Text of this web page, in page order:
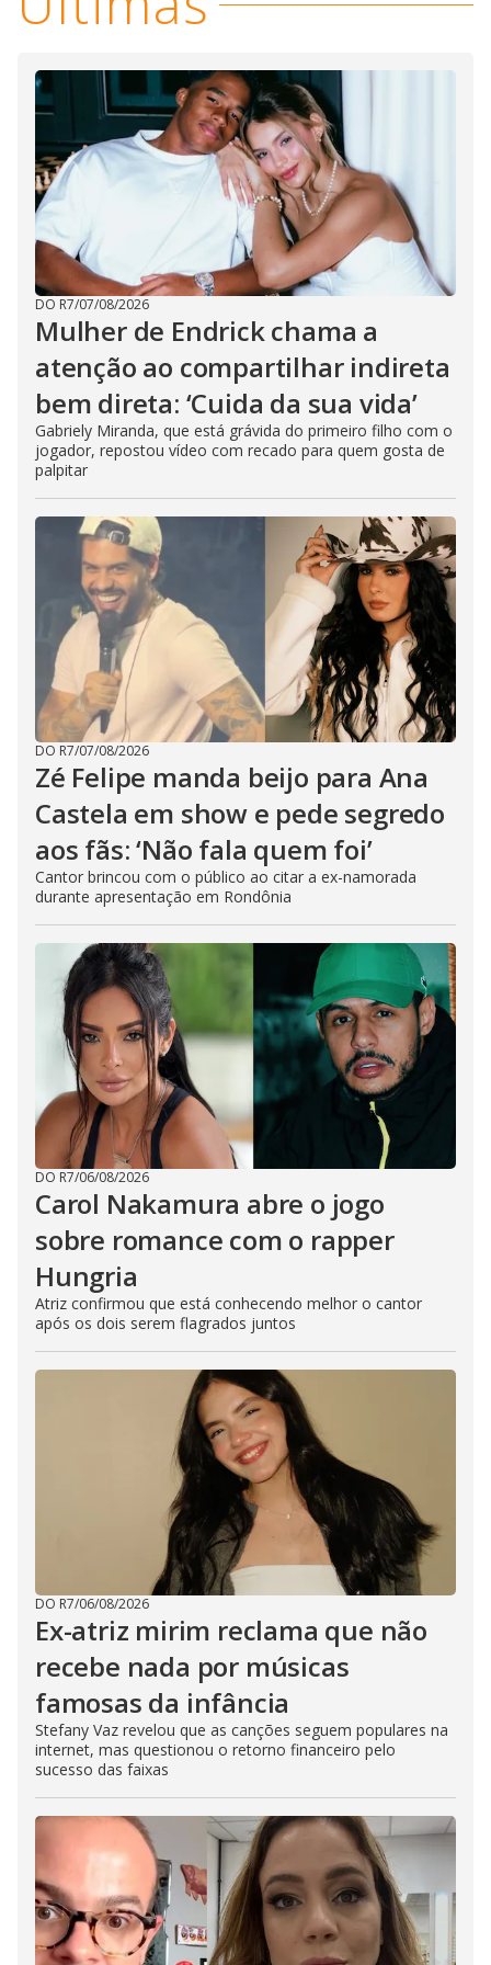
d
e
o
DO R7/07/08/2026
Mulher de Endrick chama a
atenção ao compartilhar indireta
bem direta: ‘Cuida da sua vida’
Gabriely Miranda, que está grávida do primeiro filho com o
jogador, repostou vídeo com recado para quem gosta de
palpitar
DO R7/07/08/2026
Zé Felipe manda beijo para Ana
Castela em show e pede segredo
aos fãs: ‘Não fala quem foi’
Cantor brincou com o público ao citar a ex-namorada
durante apresentação em Rondônia
DO R7/06/08/2026
Carol Nakamura abre o jogo
sobre romance com o rapper
Hungria
Atriz confirmou que está conhecendo melhor o cantor
após os dois serem flagrados juntos
DO R7/06/08/2026
Ex-atriz mirim reclama que não
recebe nada por músicas
famosas da infância
Stefany Vaz revelou que as canções seguem populares na
internet, mas questionou o retorno financeiro pelo
sucesso das faixas